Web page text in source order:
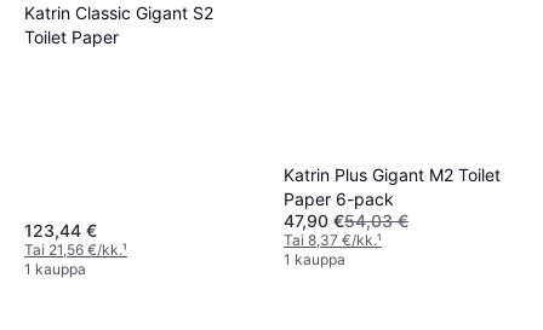
Katrin Classic Gigant S2
Toilet Paper
123,44 €
Tai 21,56 €/kk.¹
1 kauppa
Katrin Plus Gigant M2 Toilet
Paper 6-pack
47,90 €54,03 €
Tai 8,37 €/kk.¹
1 kauppa